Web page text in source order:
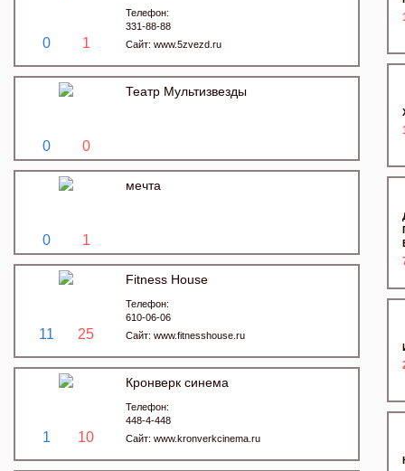
0 1
Телефон:
331-88-88
Сайт: www.5zvezd.ru
0 0
Театр Мультизвезды
0 1
мечта
11 25
Fitness House
Телефон:
610-06-06
Сайт: www.fitnesshouse.ru
1 10
Кронверк синема
Телефон:
448-4-448
Сайт: www.kronverkcinema.ru